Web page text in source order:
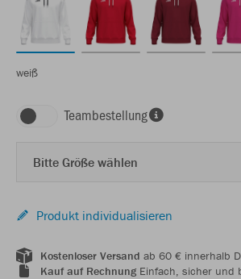
weiß
Teambestellung
Bitte Größe wählen
Produkt individualisieren
Kostenloser Versand ab 60 € innerhalb
Kauf auf RechnungEinfach, sicher und